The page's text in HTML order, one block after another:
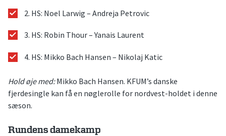
2. HS: Noel Larwig – Andreja Petrovic
3. HS: Robin Thour – Yanais Laurent
4. HS: Mikko Bach Hansen – Nikolaj Katic
Hold øje med:Mikko Bach Hansen. KFUM’s danske
fjerdesingle kan få en nøglerolle for nordvest-holdet i denne
sæson.
Rundens damekamp